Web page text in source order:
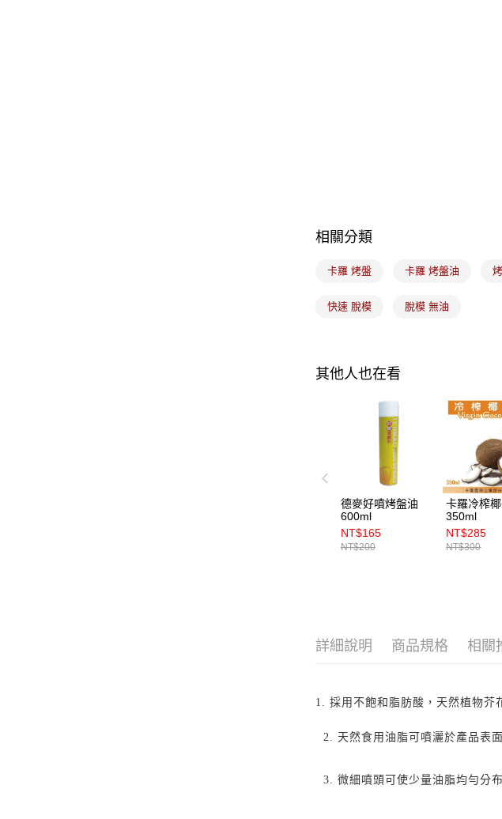
相關分類
卡羅 烤盤 卡羅 烤盤油
快速 脫模 脫模 無油
其他人也在看
德麥好噴烤盤油
600ml
NT$165
NT$200
卡羅冷榨
350ml
NT$285
NT$300
詳細說明 商品規格 相關
1. 採用不飽和脂肪酸，天然植物芥
2. 天然食用油脂可噴灑於產品表
3. 微細噴頭可使少量油脂均勻分